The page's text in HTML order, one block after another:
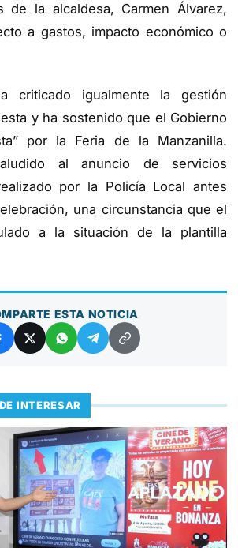
de la alcaldesa, Carmen Álvarez,
a gastos, impacto económico o
criticado igualmente la gestión
y ha sostenido que el Gobierno
por la Feria de la Manzanilla.
al anuncio de servicios
por la Policía Local antes
una circunstancia que el
a la situación de la plantilla
ESTA NOTICIA
INTERESAR